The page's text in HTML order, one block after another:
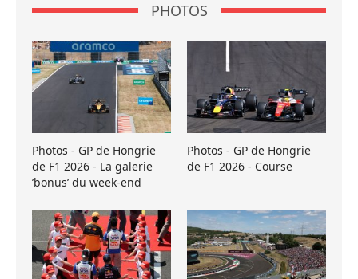
PHOTOS
Photos - GP de Hongrie
de F1 2026 - La galerie
’bonus’ du week-end
Photos - GP de Hongrie
de F1 2026 - Course